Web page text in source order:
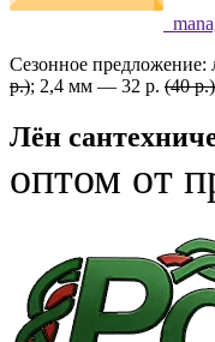
Сезонное
р.); 2,4 мм — 32 р. (40 р.)
Лён
оптом от